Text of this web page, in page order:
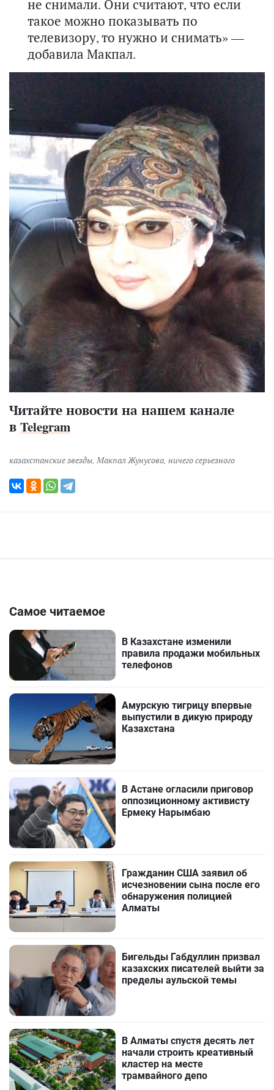
не снимали. Они считают, что если
такое можно показывать по
телевизору, то нужно и снимать» —
добавила Макпал.
Читайте новости на нашем канале
в Telegram
казахстанские звезды, Макпал Жунусова, ничего серьезного
Самое читаемое
В Казахстане изменили
правила продажи мобильных
телефонов
Амурскую тигрицу впервые
выпустили в дикую природу
Казахстана
В Астане огласили приговор
оппозиционному активисту
Ермеку Нарымбаю
Гражданин США заявил об
исчезновении сына после его
обнаружения полицией
Алматы
Бигельды Габдуллин призвал
казахских писателей выйти за
пределы аульской темы
В Алматы спустя десять лет
начали строить креативный
кластер на месте
трамвайного депо